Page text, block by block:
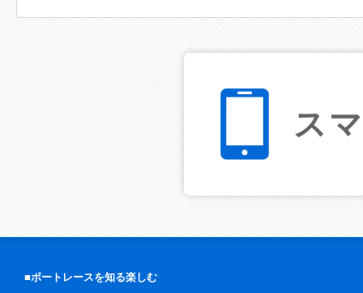
ス
■ボートレースを知る楽しむ